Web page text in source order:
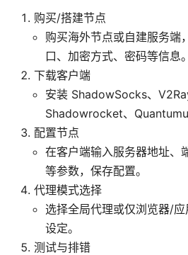
购买/搭建节点
购买海外节点或自建服务端
口、加密方式、密码等信息。
下载客户端
安装 ShadowSocks、
Shadowrocket、
配置节点
在客户端输入服务器地址、
等参数，保存配置。
代理模式选择
选择全局代理或仅浏览器/
设定。
测试与排错